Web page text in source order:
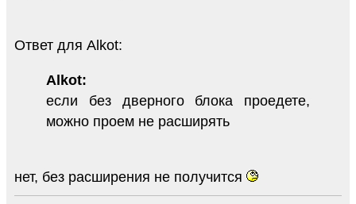
Ответ для Alkot:
Alkot:
если без дверного блока проедете,
можно проем не расширять
нет, без расширения не получится